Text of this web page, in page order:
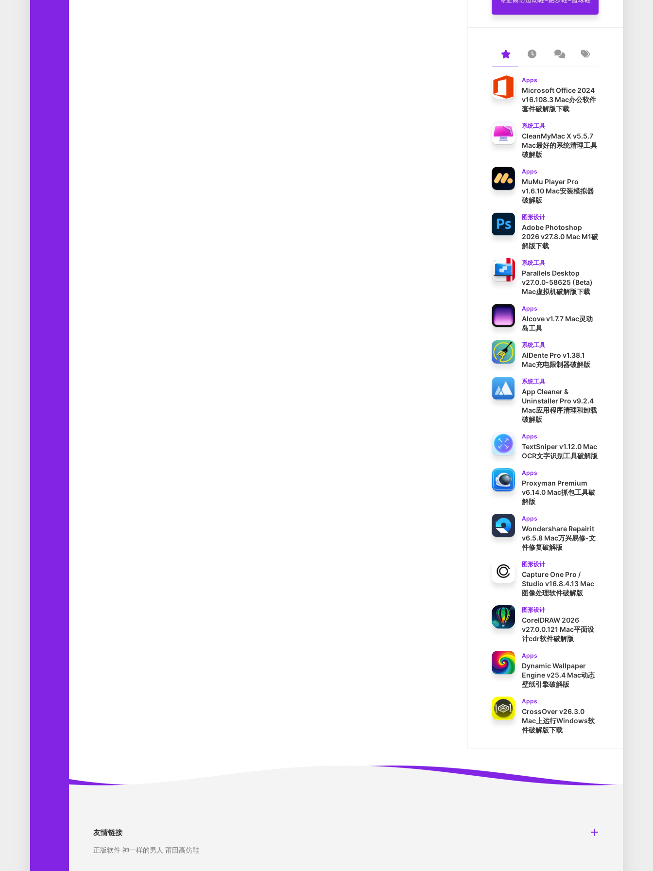
Apps
Microsoft Office 2024
v16.108.3 Mac办公软件
套件破解版下载
系统工具
CleanMyMac X v5.5.7
Mac最好的系统清理工具
破解版
Apps
MuMu Player Pro
v1.6.10 Mac安装模拟器
破解版
图形设计
Adobe Photoshop
2026 v27.8.0 Mac M1破
解版下载
系统工具
Parallels Desktop
v27.0.0-58625 (Beta)
Mac虚拟机破解版下载
Apps
Alcove v1.7.7 Mac灵动
岛工具
系统工具
AlDente Pro v1.38.1
Mac充电限制器破解版
系统工具
App Cleaner &
Uninstaller Pro v9.2.4
Mac应用程序清理和卸载
破解版
Apps
TextSniper v1.12.0 Mac
OCR文字识别工具破解版
Apps
Proxyman Premium
v6.14.0 Mac抓包工具破
解版
Apps
Wondershare Repairit
v6.5.8 Mac万兴易修-文
件修复破解版
图形设计
Capture One Pro /
Studio v16.8.4.13 Mac
图像处理软件破解版
图形设计
CorelDRAW 2026
v27.0.0.121 Mac平面设
计cdr软件破解版
Apps
Dynamic Wallpaper
Engine v25.4 Mac动态
壁纸引擎破解版
Apps
CrossOver v26.3.0
Mac上运行Windows软
件破解版下载
友情链接
正版软件 神一样的男人 莆田高仿鞋